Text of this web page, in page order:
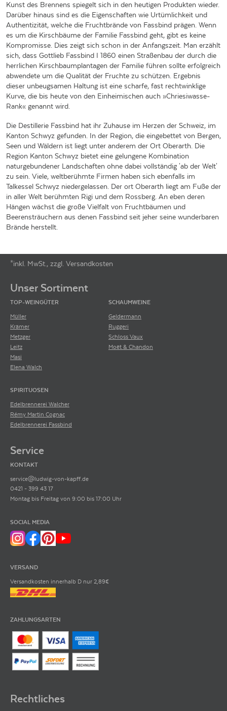
Kunst des Brennens spiegelt sich in den heutigen Produkten wieder.
Darüber hinaus sind es die Eigenschaften wie Urtümlichkeit und
Authentizität, welche die Fruchtbrände von Fassbind prägen. Wenn
es um die Kirschbäume der Familie Fassbind geht, gibt es keine
Kompromisse. Dies zeigt sich schon in der Anfangszeit. Man erzählt
sich, dass Gottlieb Fassbind I 1860 einen Straßenbau der durch die
herrlichen Kirschbaumplantagen der Familie führen sollte erfolgreich
abwendete um die Qualität der Fruchte zu schützen. Ergebnis
dieser unbeugsamen Haltung ist eine scharfe, fast rechtwinklige
Kurve, die bis heute von den Einheimischen auch »Chriesiwasse-
Rank« genannt wird.
Die Destillerie Fassbind hat ihr Zuhause im Herzen der Schweiz, im
Kanton Schwyz gefunden. In der Region, die eingebettet von Bergen,
Seen und Wäldern ist liegt unter anderem der Ort Oberarth. Die
Region Kanton Schwyz bietet eine gelungene Kombination
naturgebundener Landschaften ohne dabei vollständig 'ab der Welt'
zu sein. Viele, weltberühmte Firmen haben sich ebenfalls im
Talkessel Schwyz niedergelassen. Der ort Oberarth liegt am Fuße der
in aller Welt berühmten Rigi und dem Rossberg. An eben deren
Hängen wächst die große Vielfalt von Fruchtbäumen und
Beerensträuchern aus denen Fassbind seit jeher seine wunderbaren
Brände herstellt.
*inkl. MwSt., zzgl. Versandkosten
Unser Sortiment
TOP-WEINGÜTER
Müller
Krämer
Metzger
Leitz
Masi
Elena Walch
SCHAUMWEINE
Geldermann
Ruggeri
Schloss Vaux
Moët & Chandon
SPIRITUOSEN
Edelbrennerei Walcher
Rémy Martin Cognac
Edelbrennerei Fassbind
Service
KONTAKT
service@ludwig-von-kapff.de
0421 - 399 43 17
Montag bis Freitag von 9:00 bis 17:00 Uhr
SOCIAL MEDIA
VERSAND
Versandkosten innerhalb D nur 2,89€
ZAHLUNGSARTEN
Rechtliches